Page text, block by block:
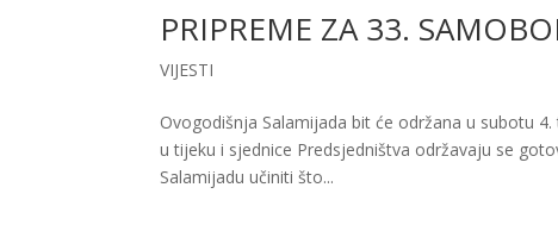
PRIPREME ZA 33.
VIJESTI
Ovogodišnja Salamijada bit će održana u subotu
u tijeku i sjednice Predsjedništva održavaju se
Salamijadu učiniti što...